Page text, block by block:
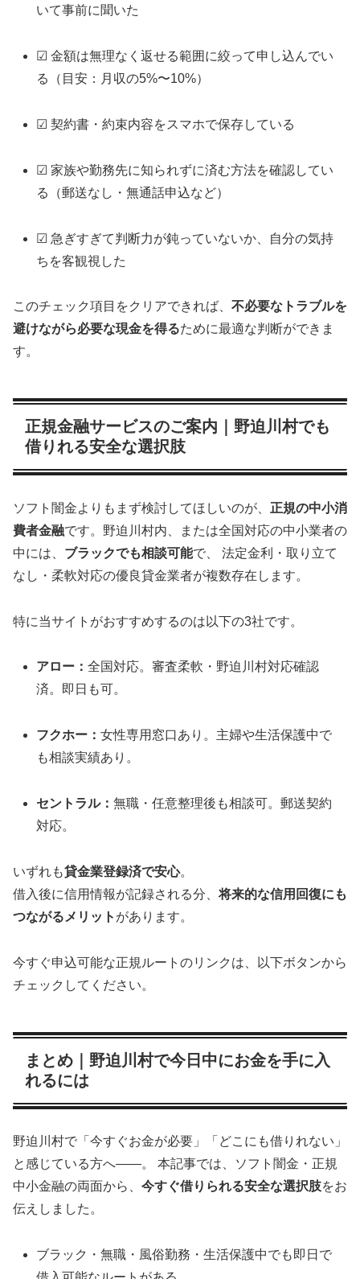
いて事前に聞いた
☑ 金額は無理なく返せる範囲に絞って申し込んでい
る（目安：月収の5%〜10%）
☑ 契約書・約束内容をスマホで保存している
☑ 家族や勤務先に知られずに済む方法を確認してい
る（郵送なし・無通話申込など）
☑ 急ぎすぎて判断力が鈍っていないか、自分の気持
ちを客観視した
このチェック項目をクリアできれば、 不必要なトラブルを
避けながら必要な現金を得るために最適な判断ができま
す。
正規金融サービスのご案内｜野迫川村でも
借りれる安全な選択肢
ソフト闇金よりもまず検討してほしいのが、 正規の中小消
費者金融です。野迫川村内、または全国対応の中小業者の
中には、 ブラックでも相談可能で、 法定金利・取り立て
なし・柔軟対応の優良貸金業者が複数存在します。
特に当サイトがおすすめするのは以下の3社です。
アロー：全国対応。審査柔軟・野迫川村対応確認
済。即日も可。
フクホー：女性専用窓口あり。主婦や生活保護中で
も相談実績あり。
セントラル：無職・任意整理後も相談可。郵送契約
対応。
いずれも貸金業登録済で安心。
借入後に信用情報が記録される分、将来的な信用回復にも
つながるメリット があります。
今すぐ申込可能な正規ルートのリンクは、以下ボタンから
チェックしてください。
まとめ｜野迫川村で今日中にお金を手に入
れるには
野迫川村で「今すぐお金が必要」「どこにも借りれない」
と感じている方へ――。 本記事では、ソフト闇金・正規
中小金融の両面から、 今すぐ借りられる安全な選択肢をお
伝えしました。
ブラック・無職・風俗勤務・生活保護中でも即日で